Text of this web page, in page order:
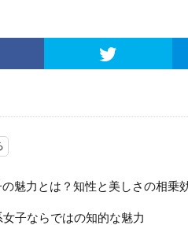
魅力とは？知性と美しさの相乗
女子ならではの知的な魅力